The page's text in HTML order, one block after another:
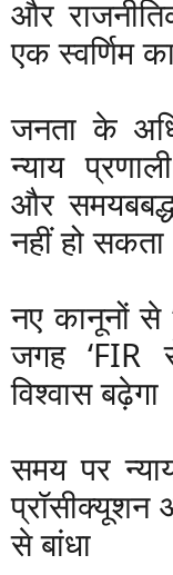
और
एक स्वर्णिम
जनता के
न्याय
और
नहीं हो सकता
नए कानूनों से
जगह ‘FIR
विश्वास बढ़ेगा
समय पर
प्रॉसीक्यूशन
से बांधा